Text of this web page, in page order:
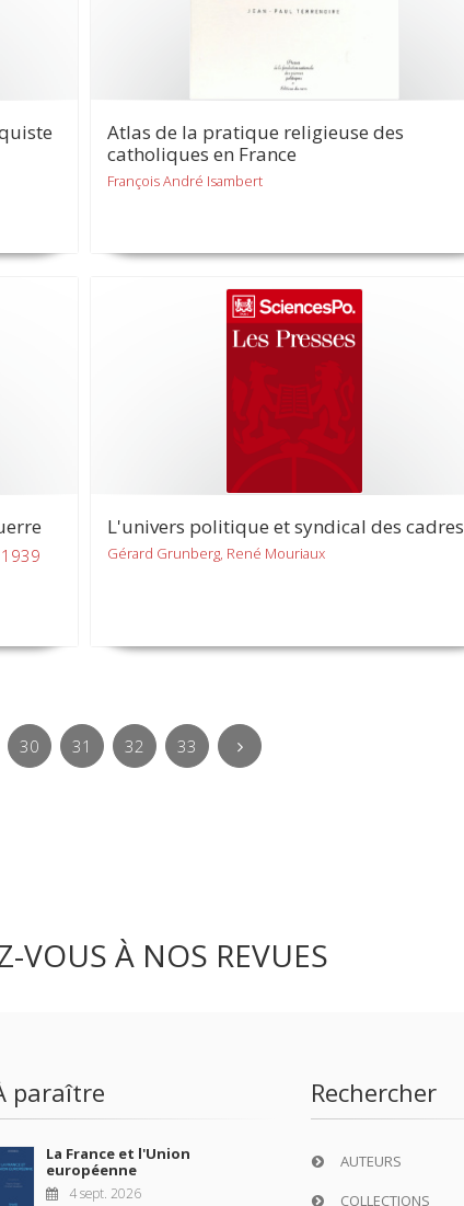
Atlas de la pratique religieuse des
catholiques en France
François André Isambert
L'univers politique et syndical des cadres
Gérard Grunberg, René Mouriaux
30 31 32 33
VOUS À NOS REVUES
paraître
La France et l'Union
européenne
4 sept. 2026
Rechercher
AUTEURS
COLLECTIONS